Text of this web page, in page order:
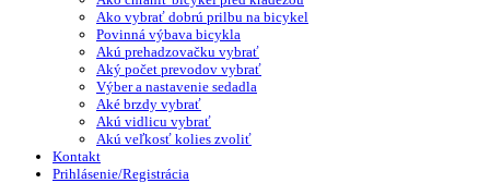
Ako vybrať dobrú prilbu na bicykel
Povinná výbava bicykla
Akú prehadzovačku vybrať
Aký počet prevodov vybrať
Výber a nastavenie sedadla
Aké brzdy vybrať
Akú vidlicu vybrať
Akú veľkosť kolies zvoliť
Kontakt
Prihlásenie/Registrácia